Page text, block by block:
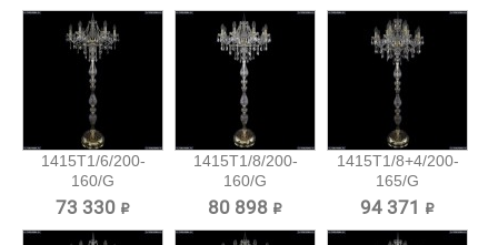
1415T1/6/200-
160/G
Хрустальный
73 330 ₽
1415T1/8/200-
160/G
Хрустальный
80 898 ₽
1415T1/8+4/200-
165/G
Хрустальный...
94 371 ₽